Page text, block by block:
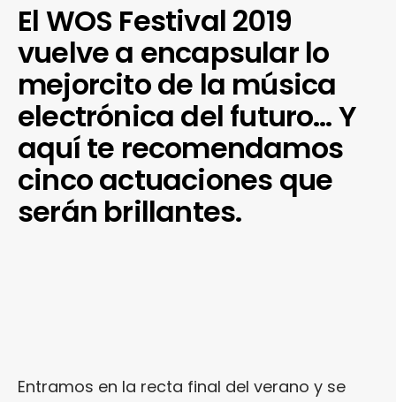
El WOS Festival 2019
vuelve a encapsular lo
mejorcito de la música
electrónica del futuro… Y
aquí te recomendamos
cinco actuaciones que
serán brillantes.
Entramos en la recta final del verano y se